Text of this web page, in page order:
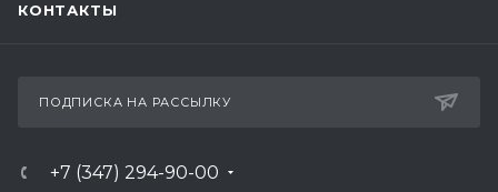
КОНТАКТЫ
ПОДПИСКА НА РАССЫЛКУ
+7 (347) 294-90-00